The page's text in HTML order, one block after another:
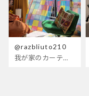
@razbliuto210
我が家のカーテンが新